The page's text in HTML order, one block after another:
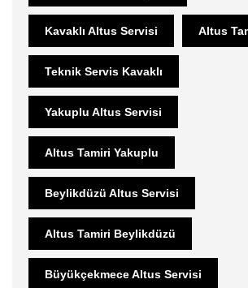
Kavaklı Altus Servisi Altus
Teknik Servis Kavaklı
Yakuplu Altus Servisi
Altus Tamiri Yakuplu
Beylikdüzü Altus Servisi
Altus Tamiri Beylikdüzü
Büyükçekmece Altus Servisi